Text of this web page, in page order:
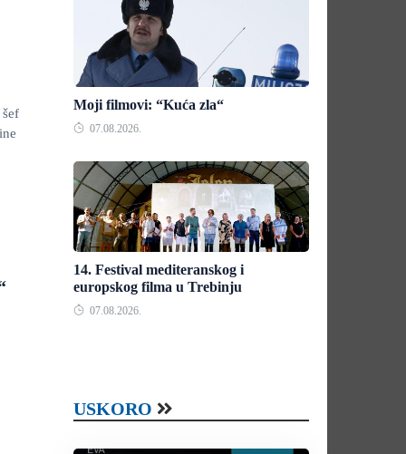
Moji filmovi: “Kuća zla“
07.08.2026.
14. Festival mediteranskog i
europskog filma u Trebinju
07.08.2026.
USKORO